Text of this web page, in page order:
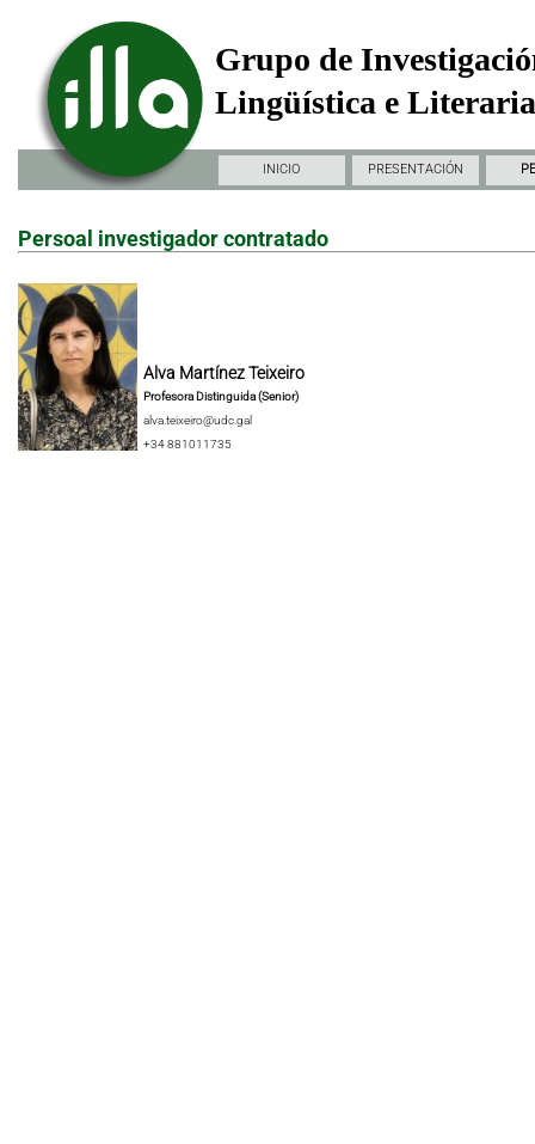
Grupo de
Lingüística e
INICIO PRESENTACIÓN
Persoal investigador contratado
Alva Martínez Teixeiro
Profesora Distinguida (Senior)
alva.teixeiro@udc.gal
+34 881011735